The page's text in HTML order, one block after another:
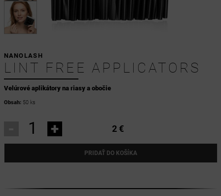
Velúrové aplikátory na riasy a obočie
NANOLASH
LINT FREE APPLICATORS
Obsah: 50 ks
+ 2 €
PRIDAŤ DO KOŠÍKA